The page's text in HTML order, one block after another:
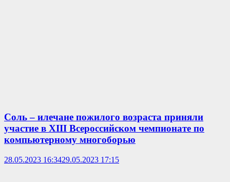
Соль – илечане пожилого возраста приняли
участие в XIII Всероссийском чемпионате по
компьютерному многоборью
28.05.2023 16:3429.05.2023 17:15